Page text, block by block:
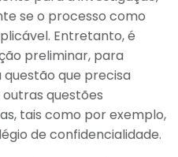
se o processo como
Entretanto, é
preliminar, para
que precisa
questões
tais como por exemplo,
de confidencialidade.